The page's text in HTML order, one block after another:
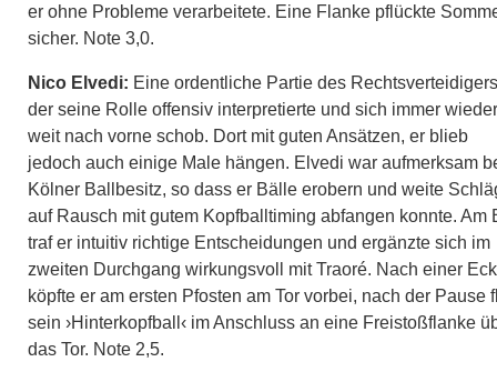
er ohne Probleme verarbeitete. Eine Flanke pflückte
sicher. Note 3,0.
Nico Elvedi: Eine ordentliche Partie des
der seine Rolle offensiv interpretierte und sich immer wieder
weit nach vorne schob. Dort mit guten Ansätzen, er blieb
jedoch auch einige Male hängen. Elvedi war aufmerksam
Kölner Ballbesitz, so dass er Bälle erobern und weite
auf Rausch mit gutem Kopfballtiming abfangen konnte. Am
traf er intuitiv richtige Entscheidungen und ergänzte sich im
zweiten Durchgang wirkungsvoll mit Traoré. Nach einer
köpfte er am ersten Pfosten am Tor vorbei, nach der Pause
sein ›Hinterkopfball‹ im Anschluss an eine Freistoßflanke
das Tor. Note 2,5.